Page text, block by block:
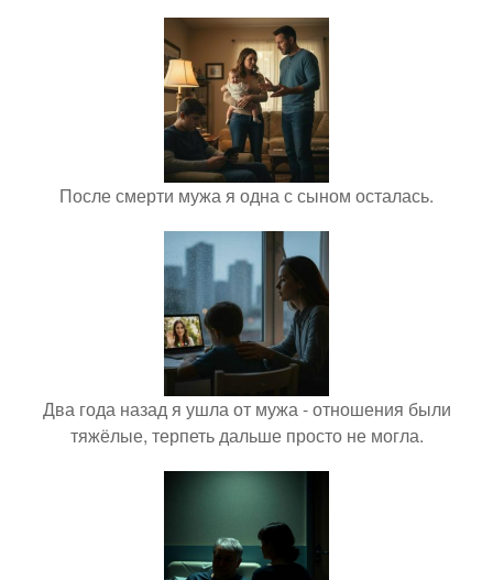
После смерти мужа я одна с сыном осталась.
Два года назад я ушла от мужа - отношения были
тяжёлые, терпеть дальше просто не могла.